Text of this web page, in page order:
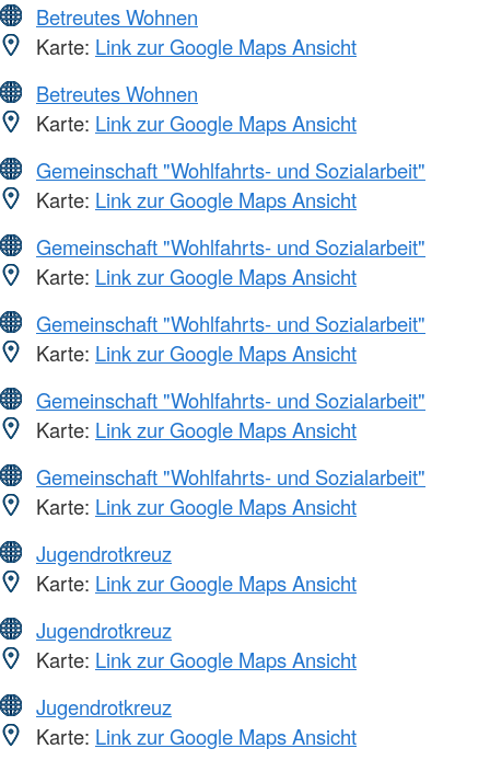
Betreutes Wohnen
Karte: Link zur Google Maps Ansicht
Betreutes Wohnen
Karte: Link zur Google Maps Ansicht
Gemeinschaft "Wohlfahrts- und Sozialarbeit"
Karte: Link zur Google Maps Ansicht
Gemeinschaft "Wohlfahrts- und Sozialarbeit"
Karte: Link zur Google Maps Ansicht
Gemeinschaft "Wohlfahrts- und Sozialarbeit"
Karte: Link zur Google Maps Ansicht
Gemeinschaft "Wohlfahrts- und Sozialarbeit"
Karte: Link zur Google Maps Ansicht
Gemeinschaft "Wohlfahrts- und Sozialarbeit"
Karte: Link zur Google Maps Ansicht
Jugendrotkreuz
Karte: Link zur Google Maps Ansicht
Jugendrotkreuz
Karte: Link zur Google Maps Ansicht
Jugendrotkreuz
Karte: Link zur Google Maps Ansicht